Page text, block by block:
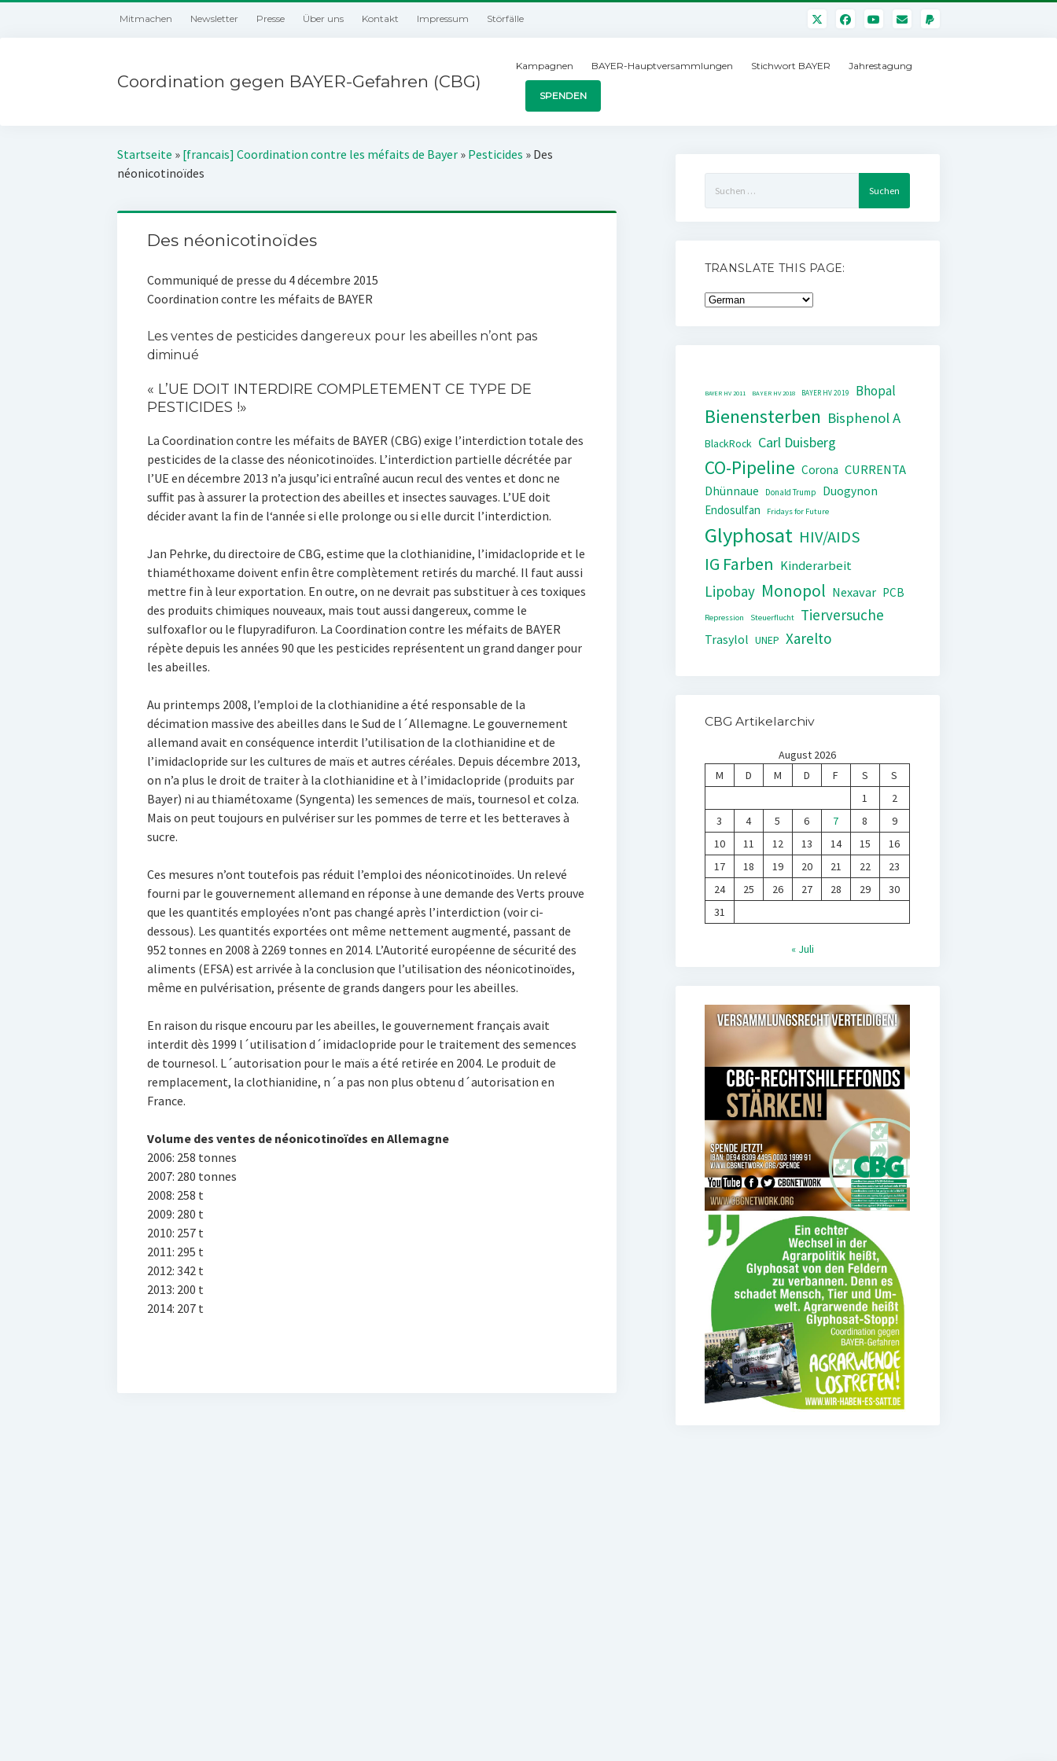
Mitmachen Newsletter Presse Über uns Kontakt Impressum Störfälle
Coordination gegen BAYER-Gefahren (CBG)
Kampagnen BAYER-Hauptversammlungen Stichwort BAYER Jahrestagung
SPENDEN
Startseite » [francais] Coordination contre les méfaits de Bayer » Pesticides » Des
néonicotinoïdes
Des néonicotinoïdes
Communiqué de presse du 4 décembre 2015
Coordination contre les méfaits de BAYER
Les ventes de pesticides dangereux pour les abeilles n’ont pas
diminué
« L’UE DOIT INTERDIRE COMPLETEMENT CE TYPE DE
PESTICIDES !»
La Coordination contre les méfaits de BAYER (CBG) exige l’interdiction totale des
pesticides de la classe des néonicotinoïdes. L’interdiction partielle décrétée par
l’UE en décembre 2013 n’a jusqu’ici entraîné aucun recul des ventes et donc ne
suffit pas à assurer la protection des abeilles et insectes sauvages. L’UE doit
décider avant la fin de l‘année si elle prolonge ou si elle durcit l’interdiction.
Jan Pehrke, du directoire de CBG, estime que la clothianidine, l’imidaclopride et le
thiaméthoxame doivent enfin être complètement retirés du marché. Il faut aussi
mettre fin à leur exportation. En outre, on ne devrait pas substituer à ces toxiques
des produits chimiques nouveaux, mais tout aussi dangereux, comme le
sulfoxaflor ou le flupyradifuron. La Coordination contre les méfaits de BAYER
répète depuis les années 90 que les pesticides représentent un grand danger pour
les abeilles.
Au printemps 2008, l’emploi de la clothianidine a été responsable de la
décimation massive des abeilles dans le Sud de l´Allemagne. Le gouvernement
allemand avait en conséquence interdit l’utilisation de la clothianidine et de
l’imidaclopride sur les cultures de maïs et autres céréales. Depuis décembre 2013,
on n’a plus le droit de traiter à la clothianidine et à l’imidaclopride (produits par
Bayer) ni au thiamétoxame (Syngenta) les semences de maïs, tournesol et colza.
Mais on peut toujours en pulvériser sur les pommes de terre et les betteraves à
sucre.
Ces mesures n’ont toutefois pas réduit l’emploi des néonicotinoïdes. Un relevé
fourni par le gouvernement allemand en réponse à une demande des Verts prouve
que les quantités employées n’ont pas changé après l’interdiction (voir ci-
dessous). Les quantités exportées ont même nettement augmenté, passant de
952 tonnes en 2008 à 2269 tonnes en 2014. L’Autorité européenne de sécurité des
aliments (EFSA) est arrivée à la conclusion que l’utilisation des néonicotinoïdes,
même en pulvérisation, présente de grands dangers pour les abeilles.
En raison du risque encouru par les abeilles, le gouvernement français avait
interdit dès 1999 l´utilisation d´imidaclopride pour le traitement des semences
de tournesol. L´autorisation pour le maïs a été retirée en 2004. Le produit de
remplacement, la clothianidine, n´a pas non plus obtenu d´autorisation en
France.
Volume des ventes de néonicotinoïdes en Allemagne
2006: 258 tonnes
2007: 280 tonnes
2008: 258 t
2009: 280 t
2010: 257 t
2011: 295 t
2012: 342 t
2013: 200 t
2014: 207 t
nach:
TRANSLATE THIS PAGE:
BAYER HV 2011 BAYER HV 2018 BAYER HV 2019 Bhopal
Bienensterben Bisphenol A
BlackRock Carl Duisberg
CO-Pipeline Corona CURRENTA
Dhünnaue Donald Trump
Duogynon
Endosulfan
Fridays for Future
Glyphosat HIV/AIDS
IG Farben Kinderarbeit
Lipobay Monopol Nexavar PCB
Repression Steuerflucht Tierversuche
Trasylol UNEP Xarelto
CBG Artikelarchiv
August 2026
M
D M D F S
S
1
2
3
4 5 6 7 8
9
10
11 12 13 14 15
16
17
18 19 20 21 22
23
24
25 26 27 28 29
30
31
« Juli